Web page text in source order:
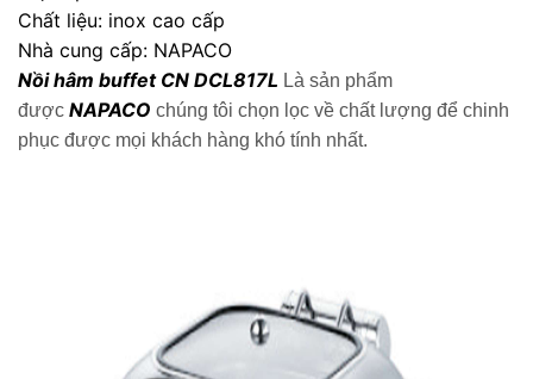
Chất liệu: inox cao cấp
Nhà cung cấp: NAPACO
Nồi hâm buffet CN DCL817L Là sản phẩm
được NAPACO chúng tôi chọn lọc về chất lượng để chinh
phục được mọi khách hàng khó tính nhất.